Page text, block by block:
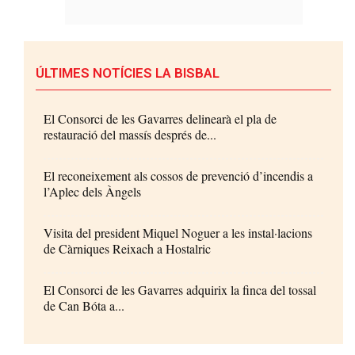
ÚLTIMES NOTÍCIES LA BISBAL
El Consorci de les Gavarres delinearà el pla de
restauració del massís després de...
El reconeixement als cossos de prevenció d’incendis a
l’Aplec dels Àngels
Visita del president Miquel Noguer a les instal·lacions
de Càrniques Reixach a Hostalric
El Consorci de les Gavarres adquirix la finca del tossal
de Can Bóta a...